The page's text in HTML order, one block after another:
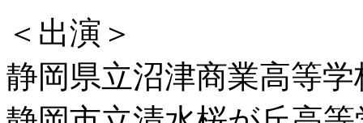
＜出演＞
静岡県立沼津商業高等学